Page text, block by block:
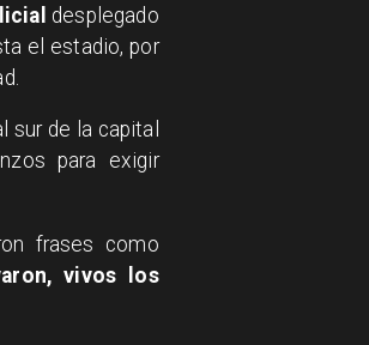
desplegado
el estadio, por
sur de la capital
para exigir
frases como
vivos los